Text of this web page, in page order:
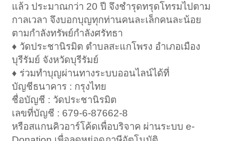
แล้ว ประมาณกว่า 20 ปี จึงชำรุดทรุดโทรมไปตาม
กาลเวลา จึงบอกบุญทุกท่านคนละเล็กคนละน้อย
ตามกำลังทรัพย์กำลังศรัทธา
♦️ วัดประชานิรมิต ตำบลสะแกโพรง อำเภอเมือง
บุรีรัมย์ จังหวัดบุรีรัมย์
♦️ ร่วมทำบุญผ่านทางระบบออนไลน์ได้ที่
บัญชีธนาคาร : กรุงไทย
ชื่อบัญชี : วัดประชานิรมิต
เลขที่บัญชี : 679-6-87662-8
หรือสแกนคิวอาร์โค้ดเพื่อบริจาค ผ่านระบบ e-